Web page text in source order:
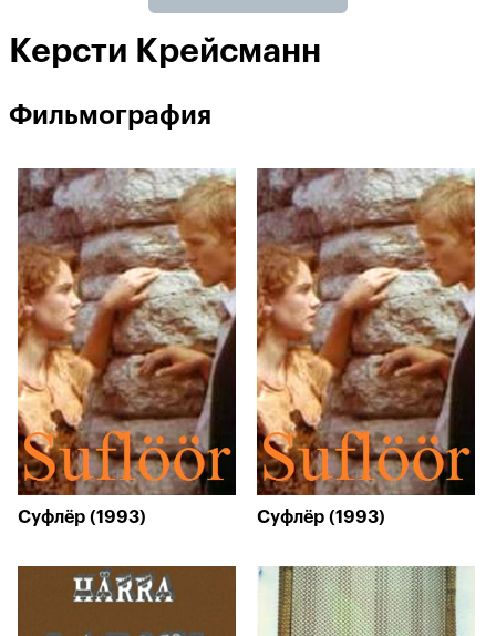
Керсти Крейсманн
Фильмография
Суфлёр (1993) Суфлёр (1993)